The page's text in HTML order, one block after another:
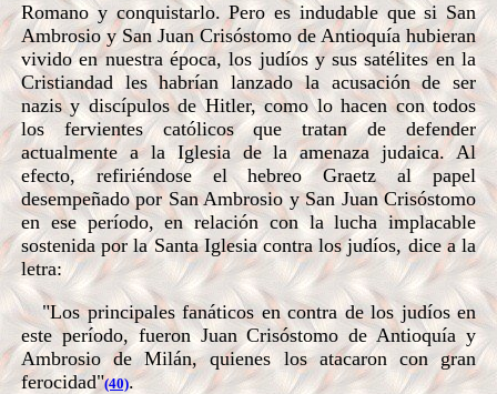
Romano y conquistarlo. Pero es indudable que si San
Ambrosio y San Juan Crisóstomo de Antioquía hubieran
vivido en nuestra época, los judíos y sus satélites en la
Cristiandad les habrían lanzado la acusación de ser
nazis y discípulos de Hitler, como lo hacen con todos
los fervientes católicos que tratan de defender
actualmente a la Iglesia de la amenaza judaica. Al
efecto, refiriéndose el hebreo Graetz al papel
desempeñado por San Ambrosio y San Juan Crisóstomo
en ese período, en relación con la lucha implacable
sostenida por la Santa Iglesia contra los judíos, dice a la
letra:
"Los principales fanáticos en contra de los judíos en
este período, fueron Juan Crisóstomo de Antioquía y
Ambrosio de Milán, quienes los atacaron con gran
ferocidad"(40).